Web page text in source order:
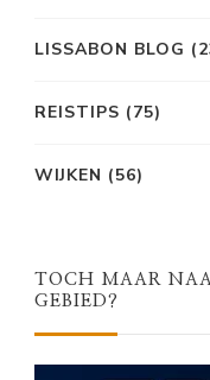
LISSABON BLOG
REISTIPS (75)
WIJKEN (56)
TOCH MAAR
GEBIED?